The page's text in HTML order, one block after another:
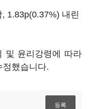
1.83p(0.37%) 내린
및 윤리강령에 따라
정했습니다.